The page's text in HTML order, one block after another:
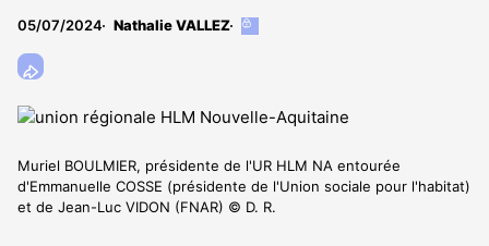
05/07/2024 Nathalie VALLEZ
Cet
aux
abonnés
Muriel BOULMIER, présidente de l'UR HLM NA entourée
d'Emmanuelle COSSE (présidente de l'Union sociale pour l'habitat)
et de Jean-Luc VIDON (FNAR) © D. R.